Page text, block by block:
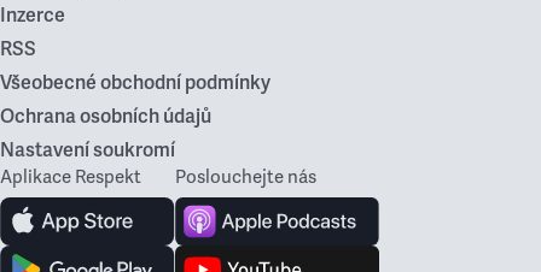
Inzerce
RSS
Všeobecné obchodní podmínky
Ochrana osobních údajů
Nastavení soukromí
Aplikace Respekt Poslouchejte nás